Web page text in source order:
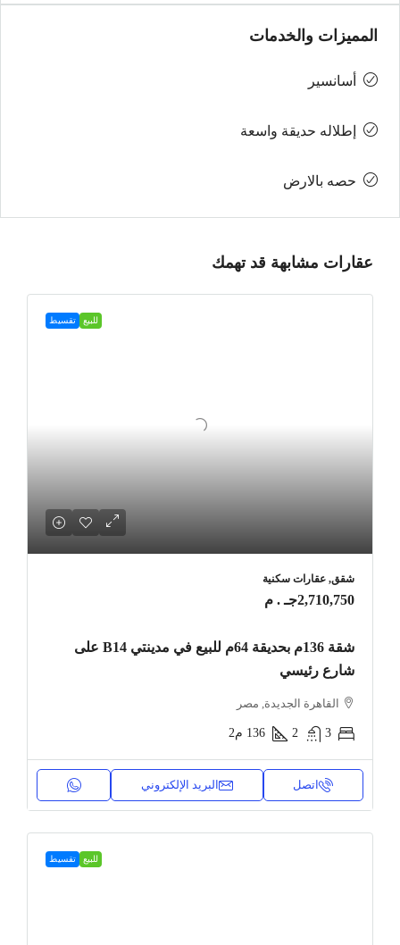
المميزات والخدمات
أسانسير
إطلاله حديقة واسعة
حصه بالارض
عقارات مشابهة قد تهمك
للبيع تقسيط
شقق, عقارات سكنية
2,710,750جـ . م
شقة 136م بحديقة 64م للبيع في مدينتي B14 على
شارع رئيسي
القاهرة الجديدة, مصر
3
2
136 م2
اتصل البريد الإلكتروني
للبيع تقسيط